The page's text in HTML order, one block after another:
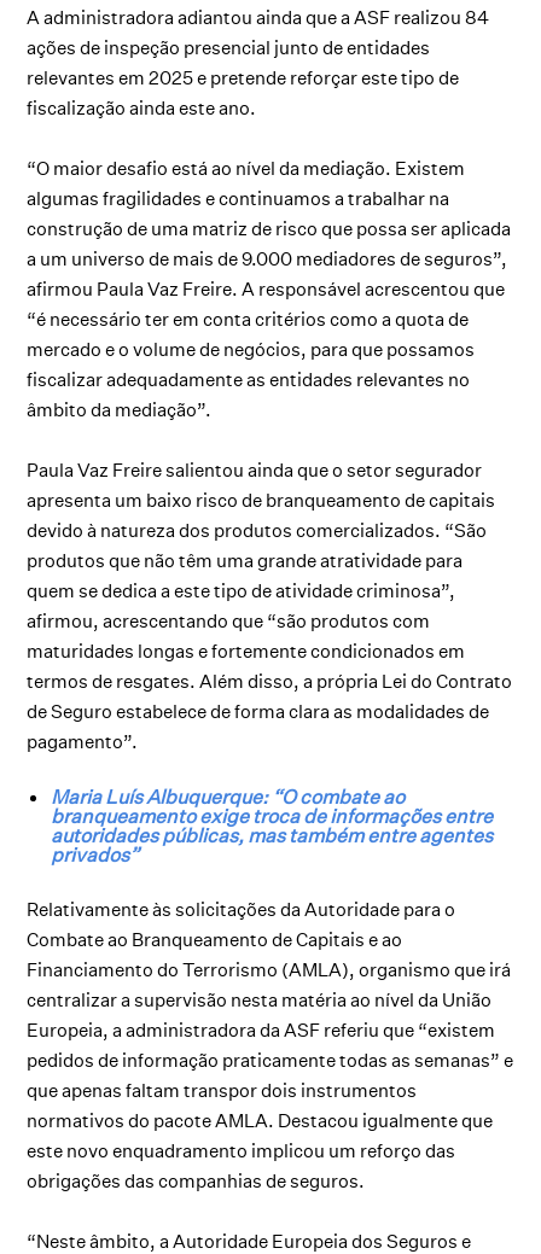
A administradora adiantou ainda que a ASF realizou 84
ações de inspeção presencial junto de entidades
relevantes em 2025 e pretende reforçar este tipo de
fiscalização ainda este ano.
“O maior desafio está ao nível da mediação. Existem
algumas fragilidades e continuamos a trabalhar na
construção de uma matriz de risco que possa ser aplicada
a um universo de mais de 9.000 mediadores de seguros”,
afirmou Paula Vaz Freire. A responsável acrescentou que
“é necessário ter em conta critérios como a quota de
mercado e o volume de negócios, para que possamos
fiscalizar adequadamente as entidades relevantes no
âmbito da mediação”.
Paula Vaz Freire salientou ainda que o setor segurador
apresenta um baixo risco de branqueamento de capitais
devido à natureza dos produtos comercializados. “São
produtos que não têm uma grande atratividade para
quem se dedica a este tipo de atividade criminosa”,
afirmou, acrescentando que “são produtos com
maturidades longas e fortemente condicionados em
termos de resgates. Além disso, a própria Lei do Contrato
de Seguro estabelece de forma clara as modalidades de
pagamento”.
Maria Luís Albuquerque: “O combate ao
branqueamento exige troca de informações entre
autoridades públicas, mas também entre agentes
privados”
Relativamente às solicitações da Autoridade para o
Combate ao Branqueamento de Capitais e ao
Financiamento do Terrorismo (AMLA), organismo que irá
centralizar a supervisão nesta matéria ao nível da União
Europeia, a administradora da ASF referiu que “existem
pedidos de informação praticamente todas as semanas” e
que apenas faltam transpor dois instrumentos
normativos do pacote AMLA. Destacou igualmente que
este novo enquadramento implicou um reforço das
obrigações das companhias de seguros.
“Neste âmbito, a Autoridade Europeia dos Seguros e